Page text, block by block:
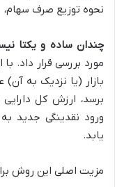
نحوه توزیع صرف سهام،
چندان ساده و یکتا
مورد بررسی قرار داد.
بازار (یا نزدیک به
برسد، ارزش کل
ورود نقدینگی جدید
یابد.
مزیت اصلی این روش